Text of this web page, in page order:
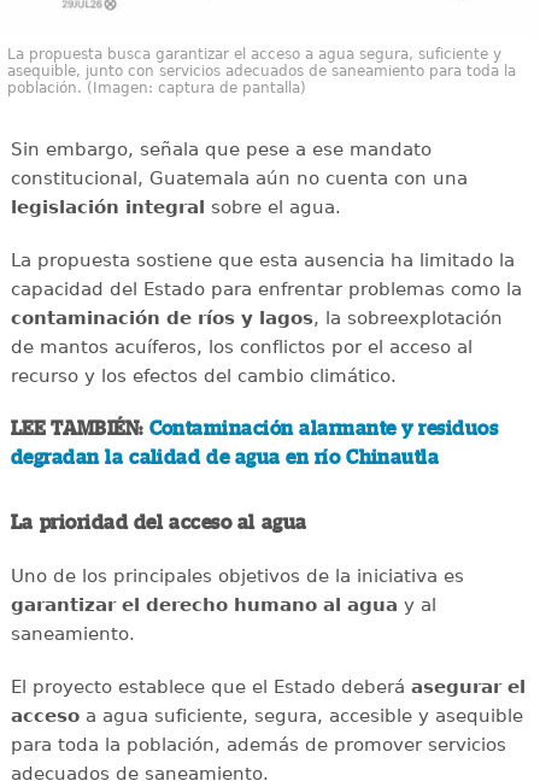
La propuesta busca garantizar el acceso a agua segura, suficiente y
asequible, junto con servicios adecuados de saneamiento para toda la
población. (Imagen: captura de pantalla)
Sin embargo, señala que pese a ese mandato
constitucional, Guatemala aún no cuenta con una
legislación integral sobre el agua.
La propuesta sostiene que esta ausencia ha limitado la
capacidad del Estado para enfrentar problemas como la
contaminación de ríos y lagos, la sobreexplotación
de mantos acuíferos, los conflictos por el acceso al
recurso y los efectos del cambio climático.
LEE TAMBIÉN: Contaminación alarmante y residuos
degradan la calidad de agua en río Chinautla
La prioridad del acceso al agua
Uno de los principales objetivos de la iniciativa es
garantizar el derecho humano al agua y al
saneamiento.
El proyecto establece que el Estado deberá asegurar el
accesoa agua suficiente, segura, accesible y asequible
para toda la población, además de promover servicios
adecuados de saneamiento.